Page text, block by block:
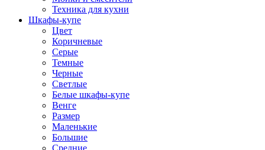
Техника для кухни
Шкафы-купе
Цвет
Коричневые
Серые
Темные
Черные
Светлые
Белые шкафы-купе
Венге
Размер
Маленькие
Большие
Средние